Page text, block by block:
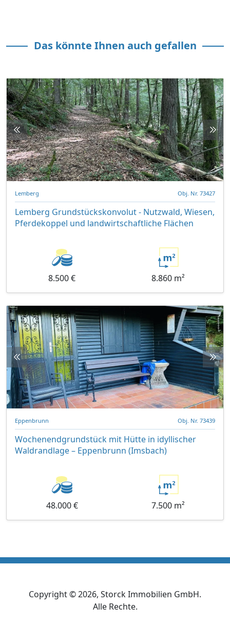
Das könnte Ihnen auch gefallen
Lemberg Obj. Nr. 73427
Lemberg Grundstückskonvolut - Nutzwald, Wiesen,
Pferdekoppel und landwirtschaftliche Flächen
8.500 € 8.860 m²
Eppenbrunn Obj. Nr. 73439
Wochenendgrundstück mit Hütte in idyllischer
Waldrandlage – Eppenbrunn (Imsbach)
48.000 € 7.500 m²
Copyright ©2026, Storck Immobilien GmbH.
Alle Rechte.